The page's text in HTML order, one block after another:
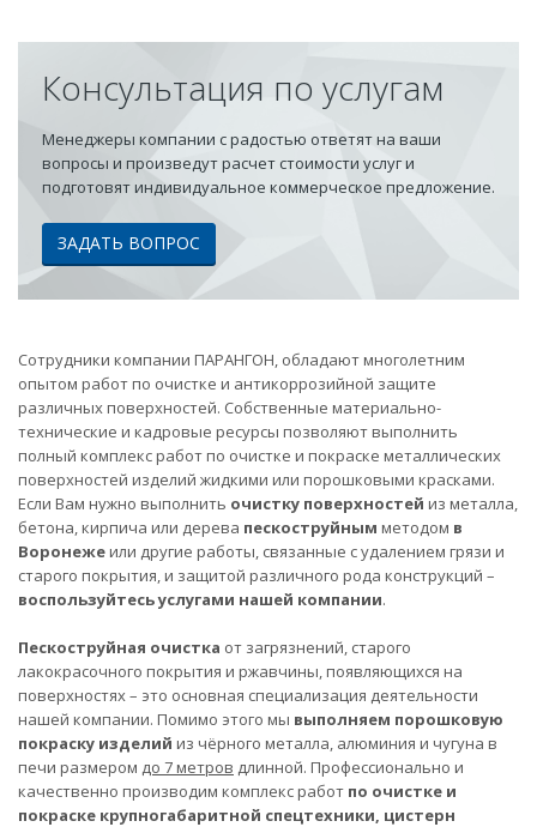
Консультация по услугам
Менеджеры компании с радостью ответят на ваши
вопросы и произведут расчет стоимости услуг и
подготовят индивидуальное коммерческое предложение.
ЗАДАТЬ ВОПРОС
Сотрудники компании ПАРАНГОН, обладают многолетним
опытом работ по очистке и антикоррозийной защите
различных поверхностей. Собственные материально-
технические и кадровые ресурсы позволяют выполнить
полный комплекс работ по очистке и покраске металлических
поверхностей изделий жидкими или порошковыми красками.
Если Вам нужно выполнить очистку поверхностей из металла,
бетона, кирпича или дерева пескоструйным методом в
Воронежеили другие работы, связанные с удалением грязи и
старого покрытия, и защитой различного рода конструкций –
воспользуйтесь услугами нашей компании.
Пескоструйная очистка от загрязнений, старого
лакокрасочного покрытия и ржавчины, появляющихся на
поверхностях – это основная специализация деятельности
нашей компании. Помимо этого мы выполняем порошковую
покраску изделий из чёрного металла, алюминия и чугуна в
печи размером до 7 метров длинной. Профессионально и
качественно производим комплекс работ по очистке и
покраске крупногабаритной спецтехники, цистерн